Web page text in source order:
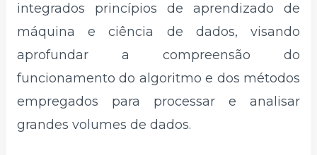
integrados princípios de aprendizado de
máquina e ciência de dados, visando
aprofundar a compreensão do
funcionamento do algoritmo e dos métodos
empregados para processar e analisar
grandes volumes de dados.